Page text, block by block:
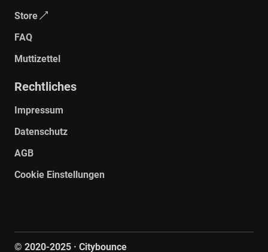
Store
FAQ
Muttizettel
Rechtliches
Impressum
Datenschutz
AGB
Cookie Einstellungen
© 2020-2025 · Citybounce